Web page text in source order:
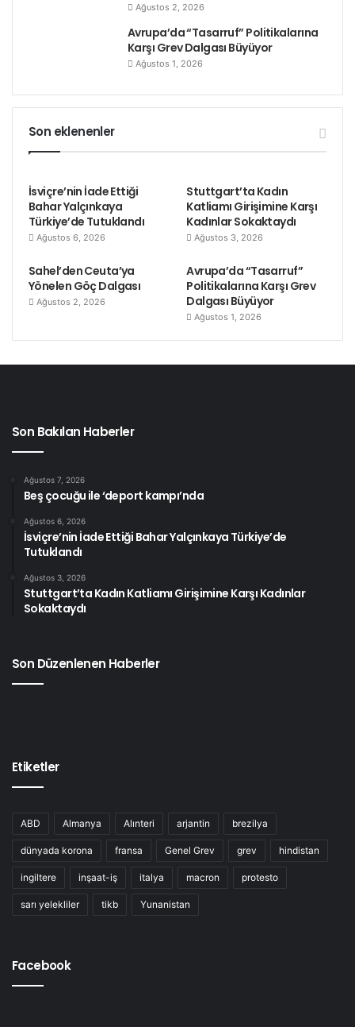
Ağustos 2, 2026
Avrupa’da “Tasarruf” Politikalarına
Karşı Grev Dalgası Büyüyor
Ağustos 1, 2026
Son eklenenler
İsviçre’nin İade Ettiği
Bahar Yalçınkaya
Türkiye’de Tutuklandı
Ağustos 6, 2026
Stuttgart’ta Kadın
Katliamı Girişimine Karşı
Kadınlar Sokaktaydı
Ağustos 3, 2026
Sahel’den Ceuta’ya
Yönelen Göç Dalgası
Ağustos 2, 2026
Avrupa’da “Tasarruf”
Politikalarına Karşı Grev
Dalgası Büyüyor
Ağustos 1, 2026
Son Bakılan Haberler
Ağustos 7, 2026
Beş çocuğu ile ‘deport kampı’nda
Ağustos 6, 2026
İsviçre’nin İade Ettiği Bahar Yalçınkaya Türkiye’de
Tutuklandı
Ağustos 3, 2026
Stuttgart’ta Kadın Katliamı Girişimine Karşı Kadınlar
Sokaktaydı
Son Düzenlenen Haberler
Etiketler
ABD Almanya Alınteri arjantin brezilya
dünyada korona fransa Genel Grev grev hindistan
ingiltere inşaat-iş italya macron protesto
sarı yelekliler tikb Yunanistan
Facebook